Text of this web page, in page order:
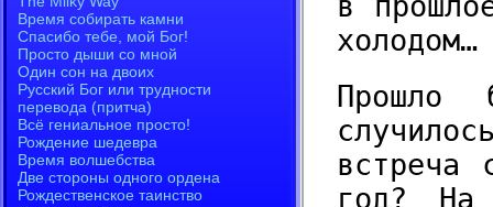
холодом…
встреча
год?